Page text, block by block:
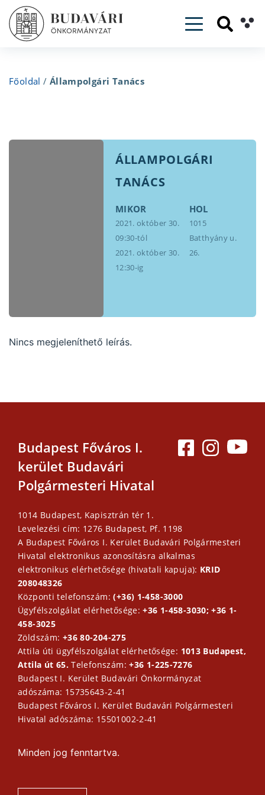
Toggle
Főoldal / Állampolgári Tanács
ÁLLAMPOLGÁRI
TANÁCS
MIKOR
2021. október 30.
09:30-tól
2021. október 30.
12:30-ig
HOL
1015
Batthyány u.
26.
Nincs megjeleníthető leírás.
Budapest Főváros I.
kerület Budavári
Polgármesteri Hivatal
1014 Budapest, Kapisztrán tér 1.
Levelezési cím: 1276 Budapest, Pf. 1198
A Budapest Főváros I. Kerület Budavári Polgármesteri
Hivatal elektronikus azonosításra alkalmas
elektronikus elérhetősége (hivatali kapuja): KRID
208048326
Központi telefonszám:(+36) 1-458-3000
Ügyfélszolgálat elérhetősége:+36 1-458-3030; +36 1-
458-3025
Zöldszám: +36 80-204-275
Attila úti ügyfélszolgálat elérhetősége: 1013 Budapest,
Attila út 65.Telefonszám:+36 1-225-7276
Budapest I. Kerület Budavári Önkormányzat
adószáma: 15735643-2-41
Budapest Főváros I. Kerület Budavári Polgármesteri
Hivatal adószáma: 15501002-2-41
Minden jog fenntartva.